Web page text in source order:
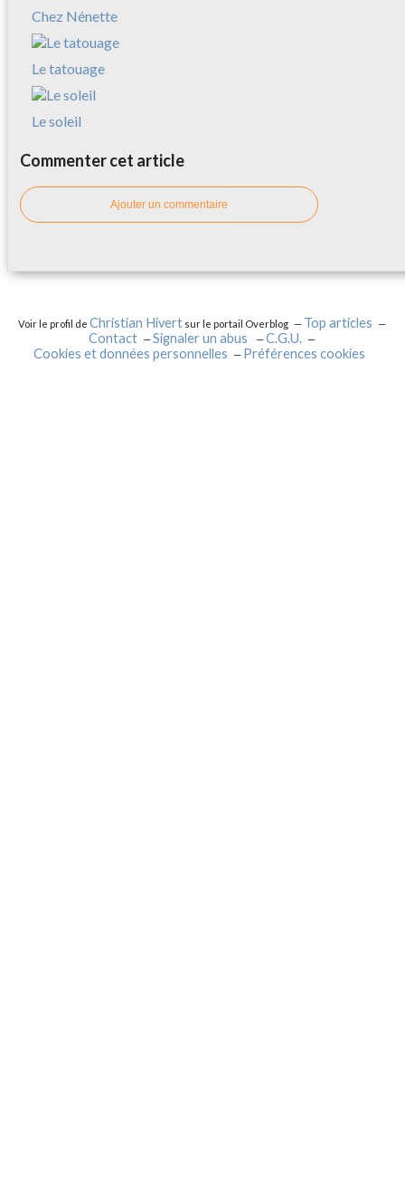
Chez Nénette
Le tatouage
Le soleil
Commenter cet article
Ajouter un commentaire
Voir le profil deChristian Hivert sur le portail Overblog
Top articles
Contact
Signaler un abus
C.G.U.
Cookies et données personnelles
Préférences cookies